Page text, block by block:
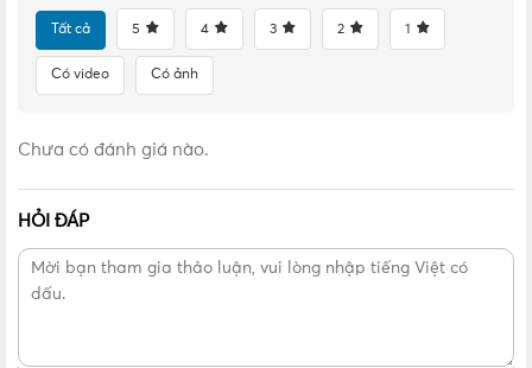
Ngoại hình của Connector kín nước PCE F235-6
Ổ cắm công nghiệp PCE F235-6được sản xuất với lớp vỏ
POLYAMIDE 6 có độ dày chắc chắn giúp ngăn xảy ra hiện
nên lớp vỏ này có khả năng chống chịu mài mòn tốt và chịu
Tất cả 5 4 3 2 1
Có video Có ảnh
Chưa có đánh giá nào.
HỎI ĐÁP